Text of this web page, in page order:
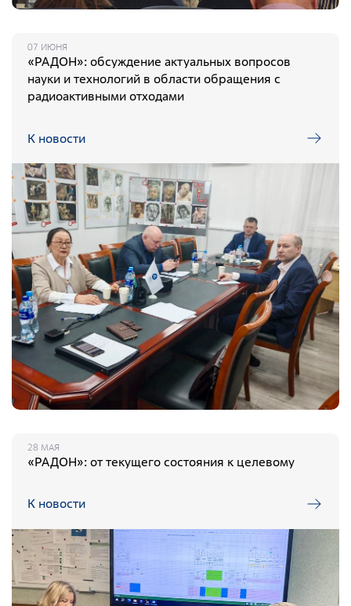
07 ИЮНЯ
«РАДОН»: обсуждение актуальных вопросов
науки и технологий в области обращения с
радиоактивными отходами
К новости
28 МАЯ
«РАДОН»: от текущего состояния к целевому
К новости